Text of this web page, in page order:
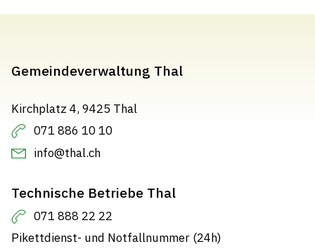
Gemeindeverwaltung Thal
Kirchplatz 4, 9425 Thal
071 886 10 10
info@thal.ch
Technische Betriebe Thal
071 888 22 22
Pikettdienst- und Notfallnummer (24h)